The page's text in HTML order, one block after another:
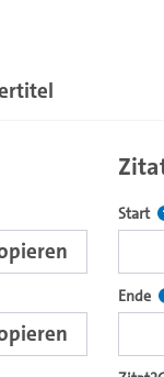
mit dem
Start
Ende